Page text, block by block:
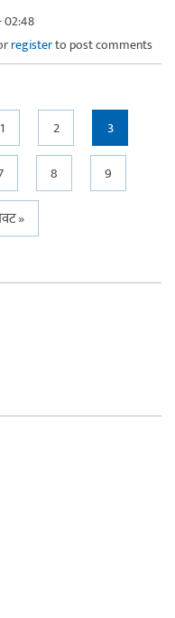
02:48
registerto post comments
1 2
3
8
9
»